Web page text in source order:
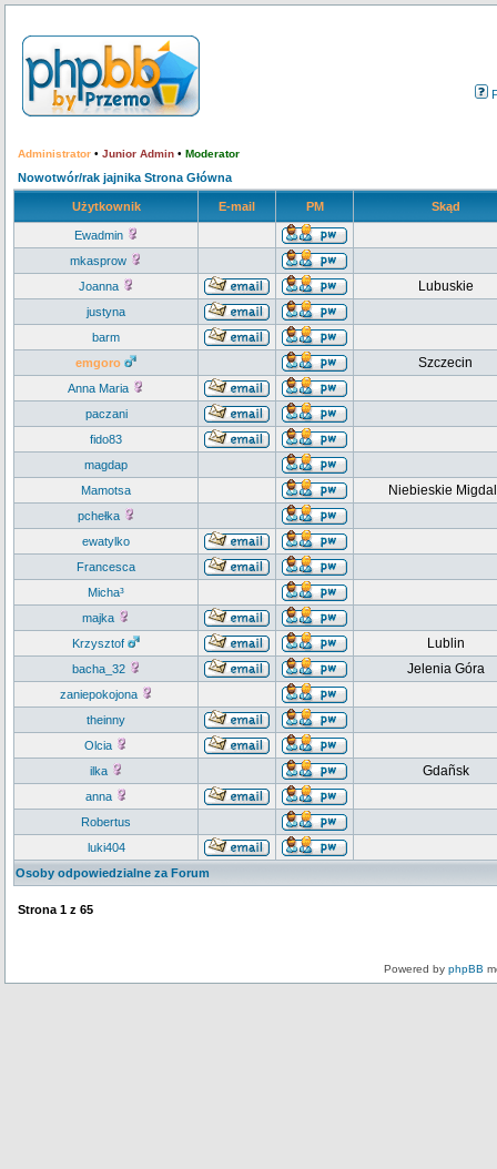
Administrator • Junior Admin • Moderator
Nowotwór/rak jajnika Strona Główna
Użytkownik E-mail PM Skąd
Ewadmin
mkasprow
Joanna
Lubuskie
justyna
barm
emgoro
Szczecin
Anna Maria
paczani
fido83
magdap
Mamotsa
Niebieskie
pchełka
ewatylko
Francesca
Micha³
majka
Krzysztof
Lublin
bacha_32 Jelenia Góra
zaniepokojona
theinny
Olcia
ilka
Gdañsk
anna
Robertus
luki404
Osoby odpowiedzialne za Forum
Strona 1 z 65
Powered by phpBB